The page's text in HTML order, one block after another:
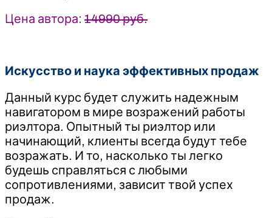
Цена автора: 14990 руб.
Искусство и наука эффективных продаж
Данный курс будет служить надежным
навигатором в мире возражений работы
риэлтора. Опытный ты риэлтор или
начинающий, клиенты всегда будут тебе
возражать. И то, насколько ты легко
будешь справляться с любыми
сопротивлениями, зависит твой успех
продаж.